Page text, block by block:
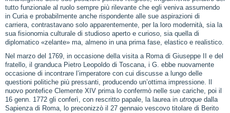
tutto funzionale al ruolo sempre più rilevante che egli veniva assumendo
in Curia e probabilmente anche rispondente alle sue aspirazioni di
carriera, contrastavano solo apparentemente, per la loro modernità, sia la
sua fisionomia culturale di studioso aperto e curioso, sia quella di
diplomatico «zelante» ma, almeno in una prima fase, elastico e realistico.
Nel marzo del 1769, in occasione della visita a Roma di Giuseppe II e del
fratello, il granduca Pietro Leopoldo di Toscana, i G. ebbe nuovamente
occasione di incontrare l’imperatore con cui discusse a lungo delle
questioni politiche più pressanti, producendo un’ottima impressione. Il
nuovo pontefice Clemente XIV prima lo confermò nelle sue cariche, poi il
16 genn. 1772 gli conferì, con rescritto papale, la laurea in utroque dalla
Sapienza di Roma, lo preconizzò il 27 gennaio vescovo titolare di Berito